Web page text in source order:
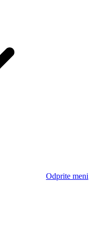
Odprite meni